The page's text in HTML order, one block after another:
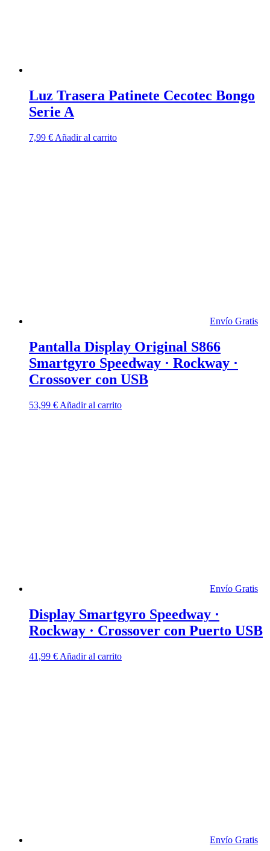
Luz Trasera Patinete Cecotec Bongo
Serie A
7,99 € Añadir al carrito
Envío Gratis
Pantalla Display Original S866
Smartgyro Speedway · Rockway ·
Crossover con USB
53,99 € Añadir al carrito
Envío Gratis
Display Smartgyro Speedway ·
Rockway · Crossover con Puerto USB
41,99 € Añadir al carrito
Envío Gratis